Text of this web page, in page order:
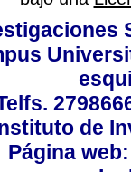
de
Página